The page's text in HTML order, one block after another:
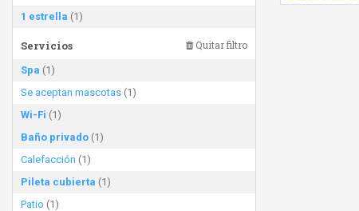
1 estrella (1)
Servicios Quitar filtro
Spa (1)
Se aceptan mascotas (1)
Wi-Fi (1)
Baño privado (1)
Calefacción (1)
Pileta cubierta (1)
Patio (1)